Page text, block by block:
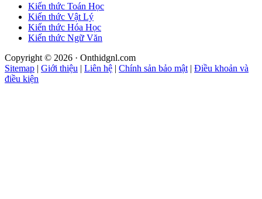
Kiến thức Toán Học
Kiến thức Vật Lý
Kiến thức Hóa Học
Kiến thức Ngữ Văn
Copyright © 2026 · Onthidgnl.com
Sitemap | Giới thiệu | Liên hệ | Chính sản bảo mật | Điều khoản và
điều kiện